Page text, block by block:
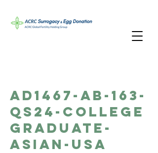
AD1467-AB-163-
QS24-College
Graduate-
Asian-USA